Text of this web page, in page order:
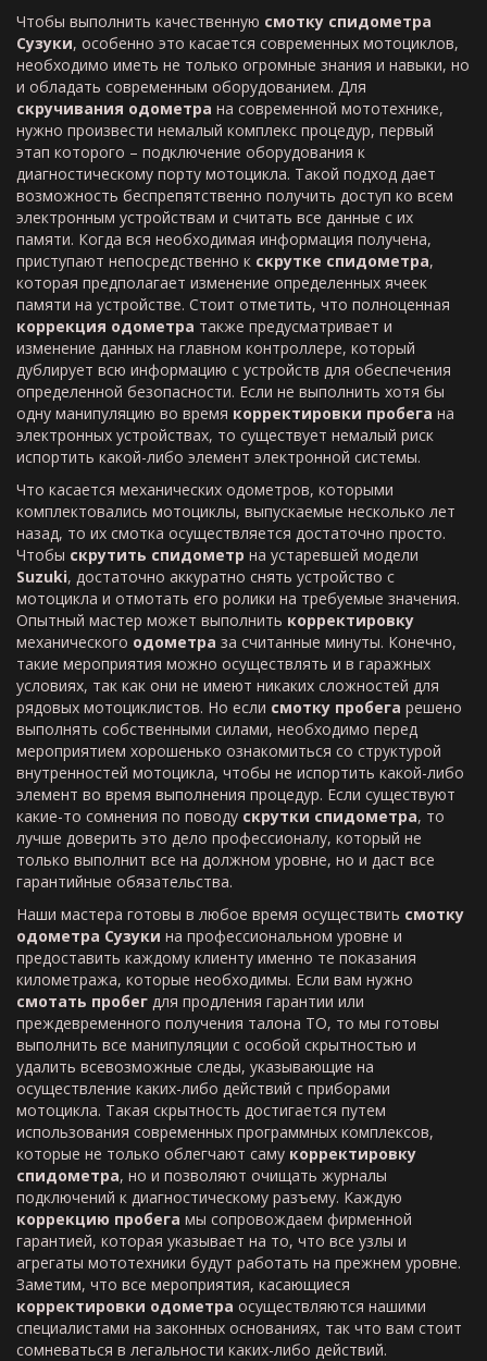
Чтобы выполнить качественную смотку спидометра
Сузуки, особенно это касается современных мотоциклов,
необходимо иметь не только огромные знания и навыки, но
и обладать современным оборудованием. Для
скручивания одометра на современной мототехнике,
нужно произвести немалый комплекс процедур, первый
этап которого – подключение оборудования к
диагностическому порту мотоцикла. Такой подход дает
возможность беспрепятственно получить доступ ко всем
электронным устройствам и считать все данные с их
памяти. Когда вся необходимая информация получена,
приступают непосредственно к скрутке спидометра,
которая предполагает изменение определенных ячеек
памяти на устройстве. Стоит отметить, что полноценная
коррекция одометра также предусматривает и
изменение данных на главном контроллере, который
дублирует всю информацию с устройств для обеспечения
определенной безопасности. Если не выполнить хотя бы
одну манипуляцию во время корректировки пробега на
электронных устройствах, то существует немалый риск
испортить какой-либо элемент электронной системы.
Что касается механических одометров, которыми
комплектовались мотоциклы, выпускаемые несколько лет
назад, то их смотка осуществляется достаточно просто.
Чтобы скрутить спидометр на устаревшей модели
Suzuki, достаточно аккуратно снять устройство с
мотоцикла и отмотать его ролики на требуемые значения.
Опытный мастер может выполнить корректировку
механического одометра за считанные минуты. Конечно,
такие мероприятия можно осуществлять и в гаражных
условиях, так как они не имеют никаких сложностей для
рядовых мотоциклистов. Но если смотку пробега решено
выполнять собственными силами, необходимо перед
мероприятием хорошенько ознакомиться со структурой
внутренностей мотоцикла, чтобы не испортить какой-либо
элемент во время выполнения процедур. Если существуют
какие-то сомнения по поводу скрутки спидометра, то
лучше доверить это дело профессионалу, который не
только выполнит все на должном уровне, но и даст все
гарантийные обязательства.
Наши мастера готовы в любое время осуществить смотку
одометра Сузуки на профессиональном уровне и
предоставить каждому клиенту именно те показания
километража, которые необходимы. Если вам нужно
смотать пробег для продления гарантии или
преждевременного получения талона ТО, то мы готовы
выполнить все манипуляции с особой скрытностью и
удалить всевозможные следы, указывающие на
осуществление каких-либо действий с приборами
мотоцикла. Такая скрытность достигается путем
использования современных программных комплексов,
которые не только облегчают саму корректировку
спидометра, но и позволяют очищать журналы
подключений к диагностическому разъему. Каждую
коррекцию пробега мы сопровождаем фирменной
гарантией, которая указывает на то, что все узлы и
агрегаты мототехники будут работать на прежнем уровне.
Заметим, что все мероприятия, касающиеся
корректировки одометра осуществляются нашими
специалистами на законных основаниях, так что вам стоит
сомневаться в легальности каких-либо действий.